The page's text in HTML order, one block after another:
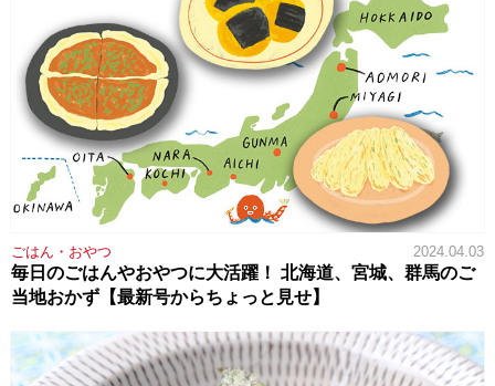
ごはん・おやつ 2024.04.03
毎日のごはんやおやつに大活躍！ 北海道、宮城、群馬のご
当地おかず【最新号からちょっと見せ】